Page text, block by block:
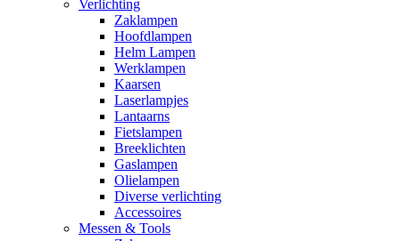
Verlichting
Zaklampen
Hoofdlampen
Helm Lampen
Werklampen
Kaarsen
Laserlampjes
Lantaarns
Fietslampen
Breeklichten
Gaslampen
Olielampen
Diverse verlichting
Accessoires
Messen & Tools